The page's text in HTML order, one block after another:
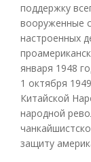
поддержку
вооруженные
настроенных
января 1948
1 октября
Китайской
народной
защиту